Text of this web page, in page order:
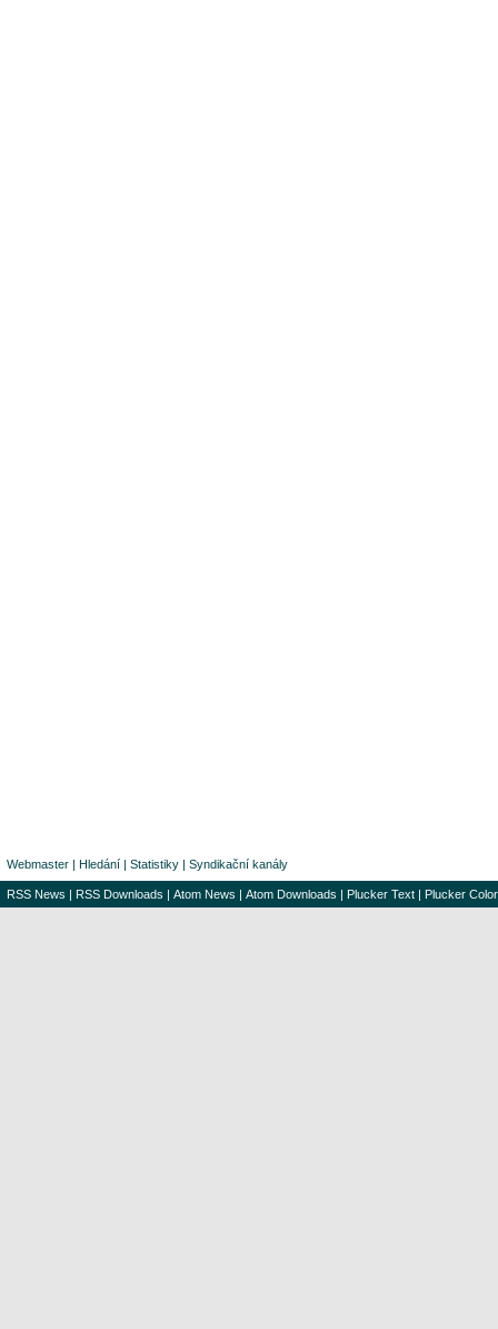
Webmaster | Hledání | Statistiky | Syndikační kanály
RSS News | RSS Downloads | Atom News | Atom Downloads | Plucker Text | Plucker Color